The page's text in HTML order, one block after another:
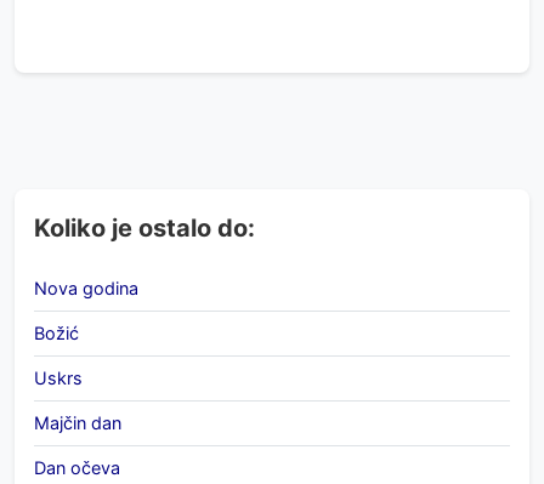
Koliko je ostalo do:
Nova godina
Božić
Uskrs
Majčin dan
Dan očeva